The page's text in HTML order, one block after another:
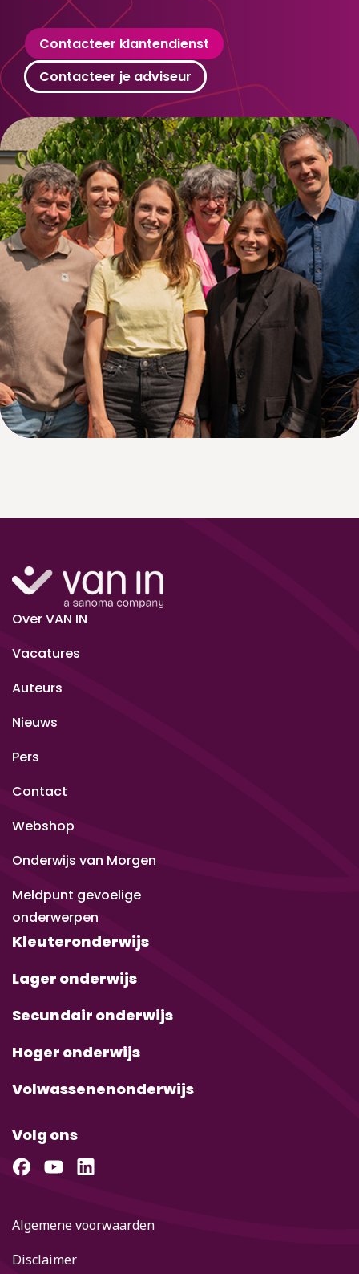
Contacteer klantendienst
Contacteer je adviseur
Over VAN IN
Vacatures
Auteurs
Nieuws
Pers
Contact
Webshop
Onderwijs van Morgen
Meldpunt gevoelige
onderwerpen
Kleuteronderwijs
Lager onderwijs
Secundair onderwijs
Hoger onderwijs
Volwassenenonderwijs
Volg ons
Algemene voorwaarden
Disclaimer